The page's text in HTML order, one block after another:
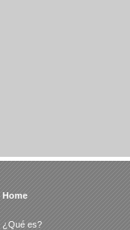
Home
¿Qué es?